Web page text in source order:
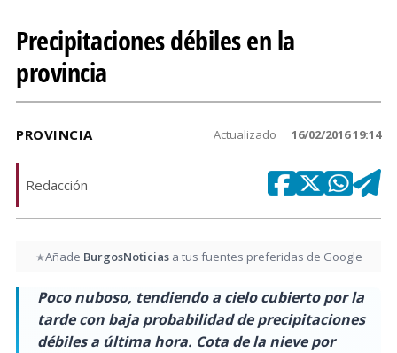
Precipitaciones débiles en la
provincia
PROVINCIA Actualizado 16/02/2016 19:14
Redacción
★Añade BurgosNoticiasa tus fuentes preferidas de Google
Poco nuboso, tendiendo a cielo cubierto por la
tarde con baja probabilidad de precipitaciones
débiles a última hora. Cota de la nieve por